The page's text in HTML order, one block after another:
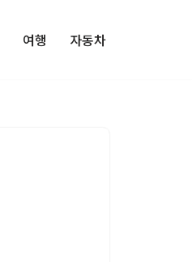
여행 자동차